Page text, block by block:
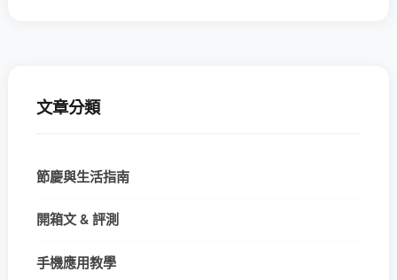
文章分類
節慶與生活指南
開箱文 & 評測
手機應用教學